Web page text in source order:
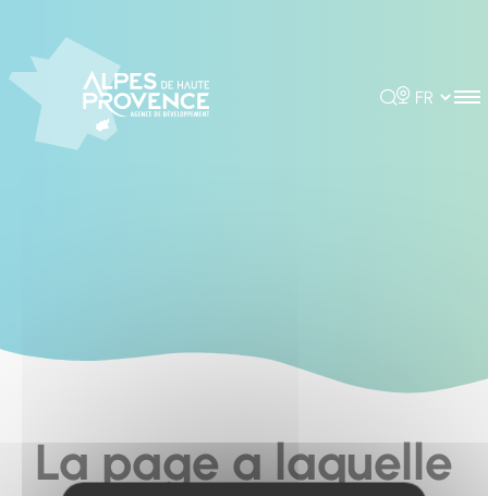
Rechercher
Choisir la
La page a laquelle